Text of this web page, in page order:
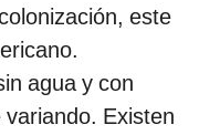
este
agua y con
Existen